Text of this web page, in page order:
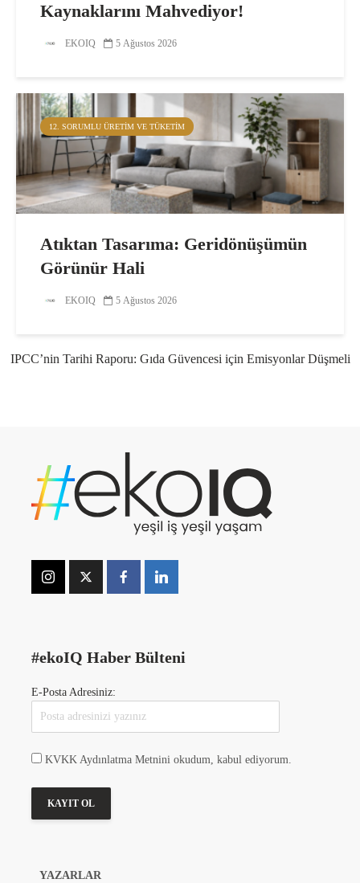
Kaynaklarını Mahvediyor!
EKOIQ 5 Ağustos 2026
12. SORUMLU ÜRETIM VE TÜKETIM
Atıktan Tasarıma: Geridönüşümün
Görünür Hali
EKOIQ 5 Ağustos 2026
IPCC’nin Tarihi Raporu: Gıda Güvencesi için Emisyonlar Düşmeli
#ekoIQ Haber Bülteni
E-Posta Adresiniz:
KVKK Aydınlatma Metnini okudum, kabul ediyorum.
YAZARLAR